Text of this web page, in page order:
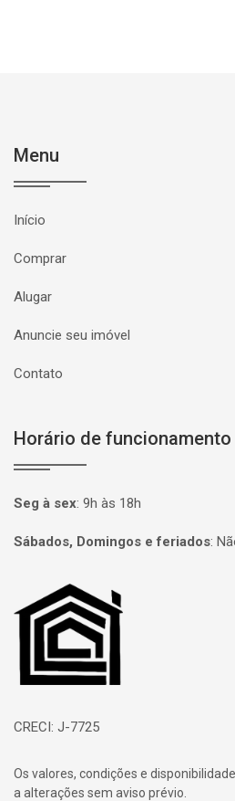
Menu
Início
Comprar
Alugar
Anuncie seu imóvel
Contato
Horário de funcionamento
Seg à sex: 9h às 18h
Sábados, Domingos e feriados:
Página inicial
CRECI: J-7725
Os valores, condições e
a alterações sem aviso prévio.